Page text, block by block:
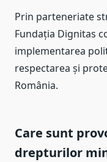
Prin parteneriate
Fundația Dignitas
implementarea
respectarea și
România.
Care sunt
drepturilor